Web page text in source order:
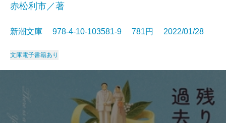
赤松利市／著
新潮文庫 978-4-10-103581-9 781円 2022/01/28
文庫電子書籍あり